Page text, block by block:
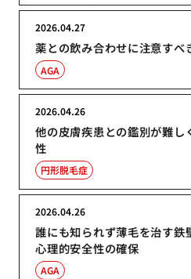
薬との飲み合わせに注意すべ
2026.04.27
AGA
他の皮膚疾患との鑑別が難し
性
2026.04.26
円形脱毛症
誰にも知られず薄毛を治す鉄
心理的安全性の確保
2026.04.26
AGA